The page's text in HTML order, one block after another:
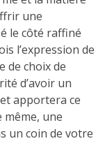
une
le côté raffiné
l’expression de
de choix de
d’avoir un
apportera ce
une
un coin de votre